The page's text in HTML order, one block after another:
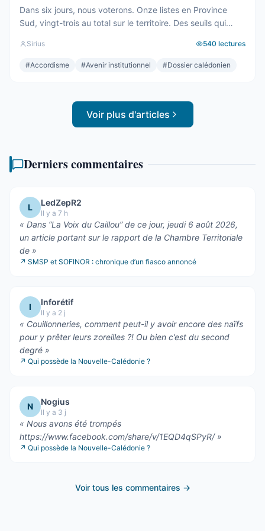
Dans six jours, nous voterons. Onze listes en Province
Sud, vingt-trois au total sur le territoire. Des seuils qui
le soir même, dans les couloirs, loin des électeurs. Tout
cela compte. Tout cela a été décrit ici, semaine après
Sirius 540 lectures
#Accordisme #Avenir institutionnel #Dossier calédonien
Voir plus d'articles
Derniers commentaires
L LedZepR2
Il y a 7 h
« Dans “La Voix du Caillou” de ce jour, jeudi 6 août 2026,
un article portant sur le rapport de la Chambre Territoriale
de »
↗ SMSP et SOFINOR : chronique d’un fiasco annoncé
I Inforétif
Il y a 2 j
« Couillonneries, comment peut-il y avoir encore des naïfs
pour y prêter leurs zoreilles ?! Ou bien c’est du second
degré »
↗ Qui possède la Nouvelle-Calédonie ?
N Nogius
Il y a 3 j
« Nous avons été trompés
https://www.facebook.com/share/v/1EQD4qSPyR/»
↗ Qui possède la Nouvelle-Calédonie ?
Voir tous les commentaires →